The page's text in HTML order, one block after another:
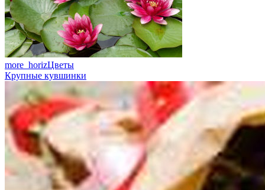
more_horizЦветы
Крупные кувшинки